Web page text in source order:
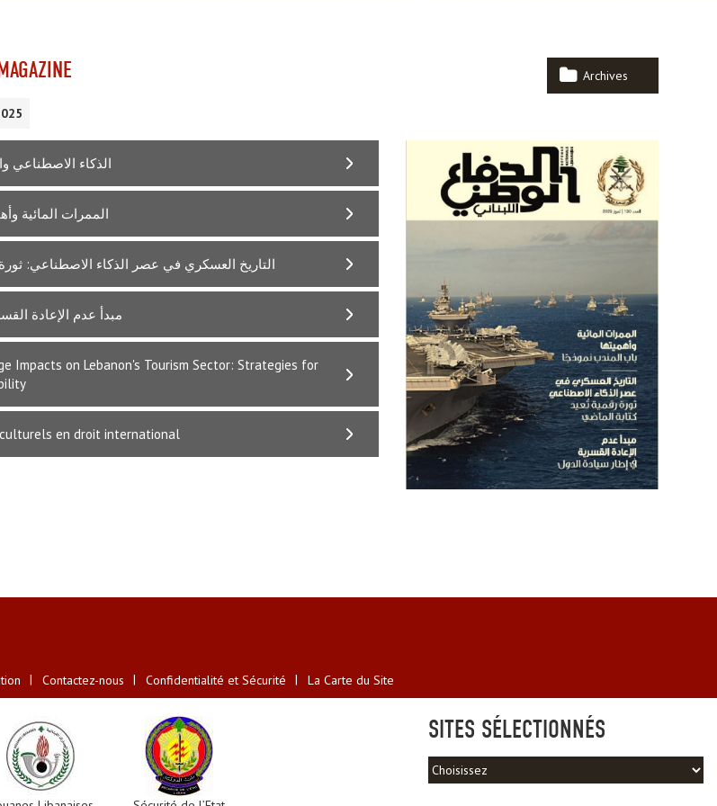
Archives
الذكاء الاصطناعي
الممرات المائية
التاريخ العسكري في عصر الذكاء الاصطناعي:
مبدأ عدم الإعادة
Impacts on Lebanon's Tourism Sector: Strategies for
en droit international
Contactez-nous Confidentialité et Sécurité La Carte du Site
SITES SÉLECTIONNÉS